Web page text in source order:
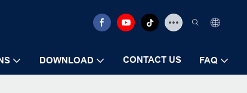
DOWNLOAD CONTACT US FAQ